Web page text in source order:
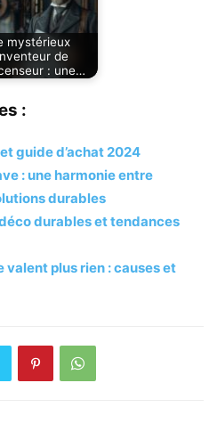
mystérieux
de
: une…
:
guide d’achat 2024
: une harmonie entre
durables
durables et tendances
valent plus rien : causes et